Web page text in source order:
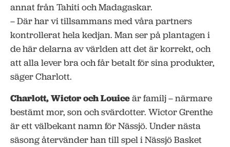
annat från Tahiti och Madagaskar.
– Där har vi tillsammans med våra partners
kontrollerat hela kedjan. Man ser på plantagen i
de här delarna av världen att det är korrekt, och
att alla lever bra och får betalt för sina produkter,
säger Charlott.
Charlott, Wictor och Louiceär familj – närmare
bestämt mor, son och svärdotter. Wictor Grenthe
är ett välbekant namn för Nässjö. Under nästa
säsong återvänder han till spel i Nässjö Basket